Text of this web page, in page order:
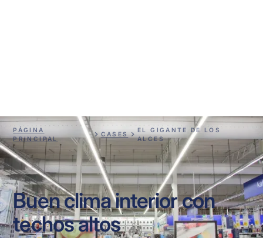
PÁGINA
PRINCIPAL
CASES
EL GIGANTE DE LOS
ALCES
Buen clima interior con
techos altos